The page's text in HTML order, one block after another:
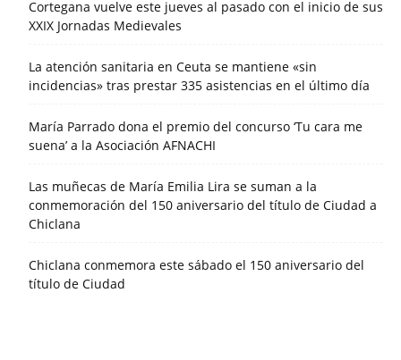
Cortegana vuelve este jueves al pasado con el inicio de sus
XXIX Jornadas Medievales
La atención sanitaria en Ceuta se mantiene «sin
incidencias» tras prestar 335 asistencias en el último día
María Parrado dona el premio del concurso ‘Tu cara me
suena’ a la Asociación AFNACHI
Las muñecas de María Emilia Lira se suman a la
conmemoración del 150 aniversario del título de Ciudad a
Chiclana
Chiclana conmemora este sábado el 150 aniversario del
título de Ciudad